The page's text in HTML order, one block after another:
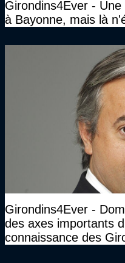
Girondins4Ever -
à Bayonne, mais là
Girondins4Ever -
des axes importants
connaissance des